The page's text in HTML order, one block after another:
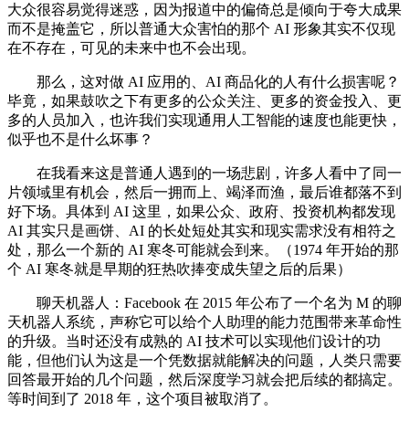
大众很容易觉得迷惑，因为报道中的偏倚总是倾向于夸大成果
而不是掩盖它，所以普通大众害怕的那个 AI 形象其实不仅现
在不存在，可见的未来中也不会出现。
那么，这对做 AI 应用的、AI 商品化的人有什么损害呢？
毕竟，如果鼓吹之下有更多的公众关注、更多的资金投入、更
多的人员加入，也许我们实现通用人工智能的速度也能更快，
似乎也不是什么坏事？
在我看来这是普通人遇到的一场悲剧，许多人看中了同一
片领域里有机会，然后一拥而上、竭泽而渔，最后谁都落不到
好下场。具体到 AI 这里，如果公众、政府、投资机构都发现
AI 其实只是画饼、AI 的长处短处其实和现实需求没有相符之
处，那么一个新的 AI 寒冬可能就会到来。（1974 年开始的那
个 AI 寒冬就是早期的狂热吹捧变成失望之后的后果）
聊天机器人：Facebook 在 2015 年公布了一个名为 M 的聊
天机器人系统，声称它可以给个人助理的能力范围带来革命性
的升级。当时还没有成熟的 AI 技术可以实现他们设计的功
能，但他们认为这是一个凭数据就能解决的问题，人类只需要
回答最开始的几个问题，然后深度学习就会把后续的都搞定。
等时间到了 2018 年，这个项目被取消了。